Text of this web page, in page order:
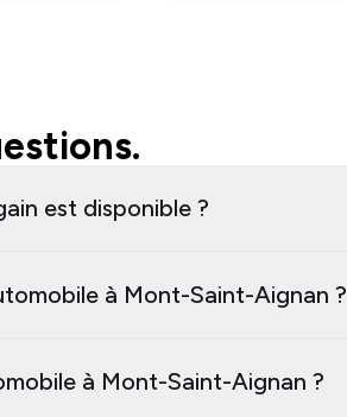
est disponible ?
à Mont-Saint-Aignan ?
à Mont-Saint-Aignan ?